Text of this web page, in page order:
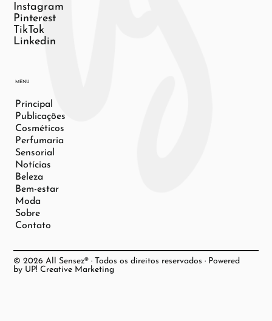
Instagram
Pinterest
TikTok
Linkedin
MENU
Principal
Publicações
Cosméticos
Perfumaria
Sensorial
Notícias
Beleza
Bem-estar
Moda
Sobre
Contato
© 2026 All Sensez® · Todos os direitos reservados · Powered
by UP! Creative Marketing